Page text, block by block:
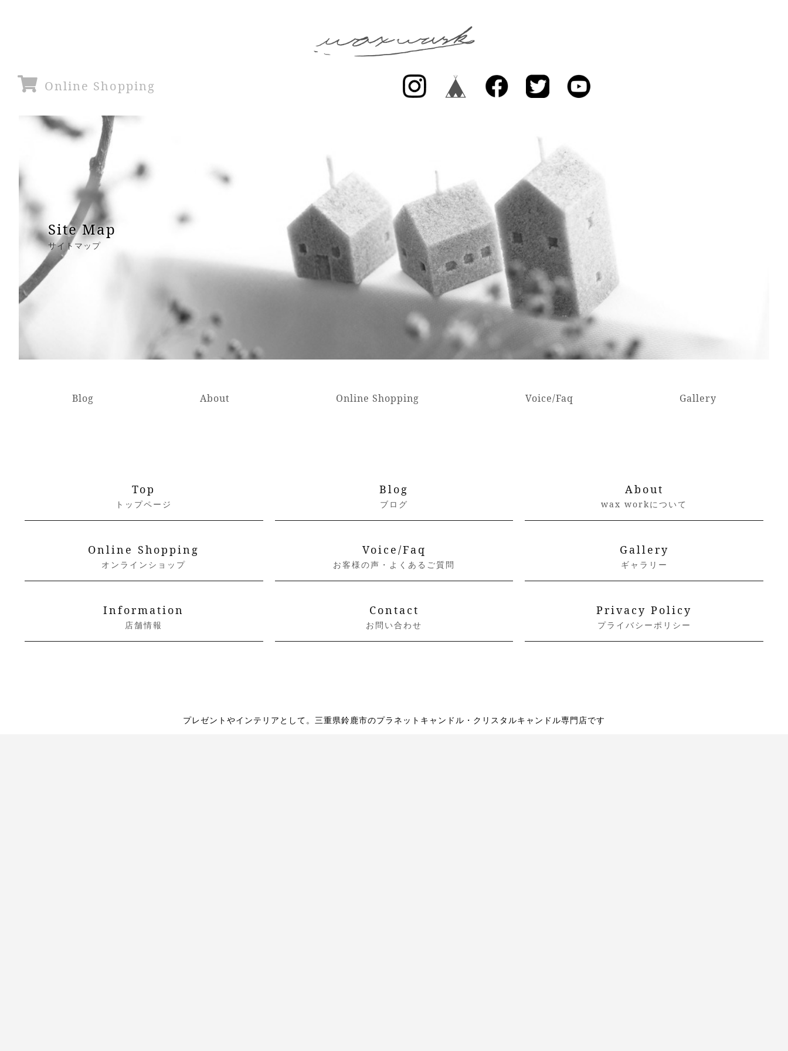
Online Shopping
Site Map
サイトマップ
Blog About Online Shopping Voice/Faq Gallery
Top
トップページ
Blog
ブログ
About
wax workについて
Online Shopping
オンラインショップ
Voice/Faq
お客様の声・よくあるご質問
Gallery
ギャラリー
Information
店舗情報
Contact
お問い合わせ
Privacy Policy
プライバシーポリシー
プレゼントやインテリアとして。三重県鈴鹿市のプラネットキャンドル・クリスタルキャンドル専門店です